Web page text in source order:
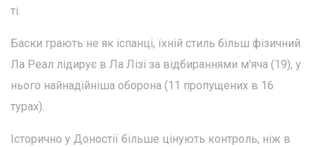
ті.
Баски грають не як іспанці, їхній стиль більш фізичний.
Ла Реал лідирує в Ла Лізі за відбираннями м'яча (19), у
нього найнадійніша оборона (11 пропущених в 16
турах).
Історично у Доностії більше цінують контроль, ніж в